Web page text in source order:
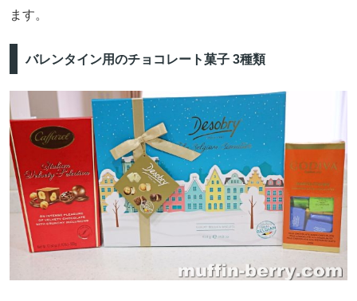
ます。
バレンタイン用のチョコレート菓子 3種類